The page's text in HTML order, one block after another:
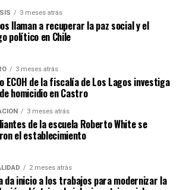
3 meses atrás
llaman a recuperar la paz social y el
político en Chile
3 meses atrás
ECOH de la fiscalía de Los Lagos investiga
homicidio en Castro
3 meses atrás
de la escuela Roberto White se
el establecimiento
2 meses atrás
da inicio a los trabajos para modernizar la